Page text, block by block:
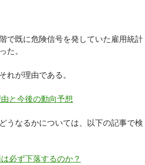
で既に危険信号を発していた雇用統計
た。
れが理由である。
と今後の動向予想
うなるかについては、以下の記事で検
必ず下落するのか？